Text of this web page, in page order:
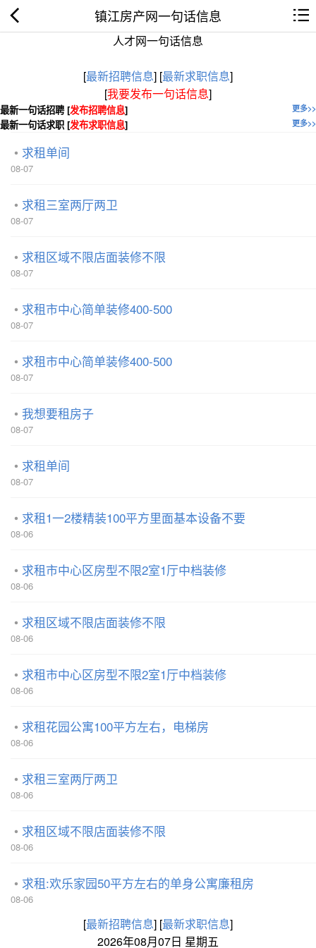
镇江房产网一句话信息
人才网一句话信息
[最新招聘信息] [最新求职信息]
[我要发布一句话信息]
更多>>
最新一句话招聘 [发布招聘信息]
更多>>
最新一句话求职 [发布求职信息]
求租单间
08-07
求租三室两厅两卫
08-07
求租区域不限店面装修不限
08-07
求租市中心简单装修400-500
08-07
求租市中心简单装修400-500
08-07
我想要租房子
08-07
求租单间
08-07
求租1一2楼精装100平方里面基本设备不要
08-06
求租市中心区房型不限2室1厅中档装修
08-06
求租区域不限店面装修不限
08-06
求租市中心区房型不限2室1厅中档装修
08-06
求租花园公寓100平方左右，电梯房
08-06
求租三室两厅两卫
08-06
求租区域不限店面装修不限
08-06
求租:欢乐家园50平方左右的单身公寓廉租房
08-06
[最新招聘信息] [最新求职信息]
2026年08月07日 星期五